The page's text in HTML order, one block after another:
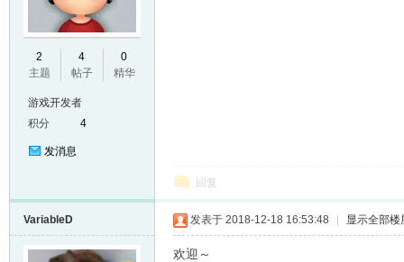
2
主题
4
帖子
0
精华
游戏开发者
积分
4
发消息
回复
VariableD 发表于 2018-12-18 16:53:48 显示全部楼
欢迎～